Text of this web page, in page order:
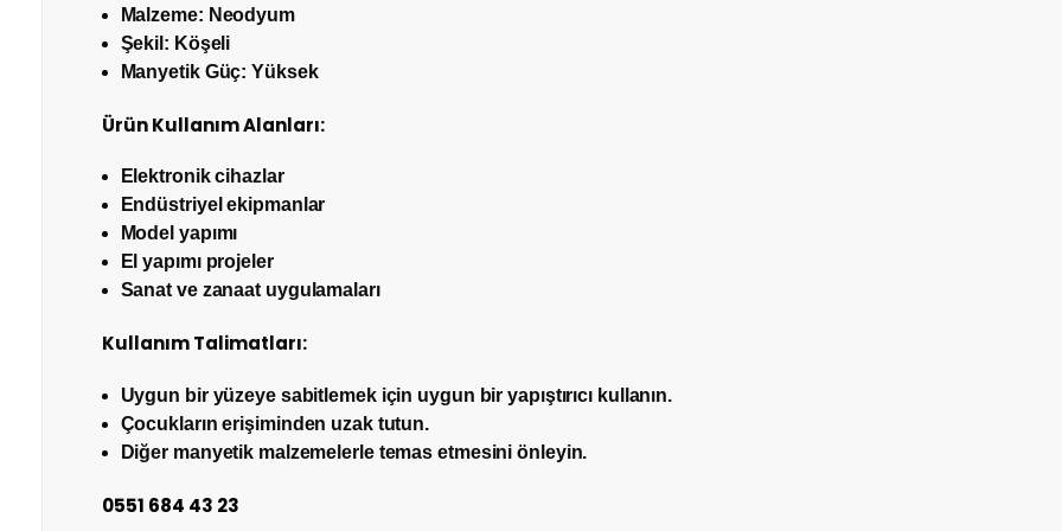
Malzeme: Neodyum
Şekil: Köşeli
Manyetik Güç: Yüksek
Ürün Kullanım Alanları:
Elektronik cihazlar
Endüstriyel ekipmanlar
Model yapımı
El yapımı projeler
Sanat ve zanaat uygulamaları
Kullanım Talimatları:
Uygun bir yüzeye sabitlemek için uygun bir yapıştırıcı kullanın.
Çocukların erişiminden uzak tutun.
Diğer manyetik malzemelerle temas etmesini önleyin.
0551 684 43 23
Eposta Adresiniz
Not:HTML'e dönüştürülmez!
Oylama
İade Gönderimi Nasıl Yapılır?
İade Adresi:
Perpa Ticaret Merkezi A Blok Kat:4 Mavi Avlu No:333 Okmeydanı / İstanbul